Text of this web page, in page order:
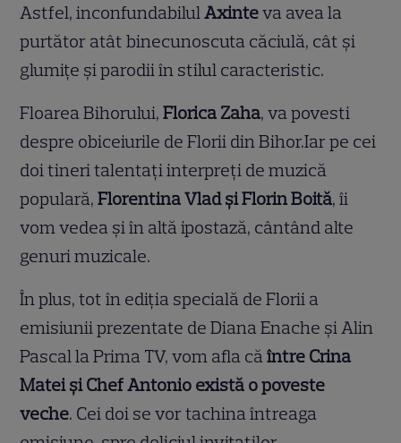
Astfel, inconfundabilulAxinteva avea la
purtător atât binecunoscuta căciulă, cât și
glumițe și parodii în stilul caracteristic.
Floarea Bihorului,Florica Zaha, va povesti
despre obiceiurile de Florii din Bihor.Iar pe cei
doi tineri talentați interpreți de muzică
populară,Florentina Vlad și Florin Boită, îi
vom vedea și în altă ipostază, cântând alte
genuri muzicale.
În plus, tot în ediția specială de Florii a
emisiunii prezentate de Diana Enache și Alin
Pascal la Prima TV, vom afla că între Crina
Matei și Chef Antonio există o poveste
veche. Cei doi se vor tachina întreaga